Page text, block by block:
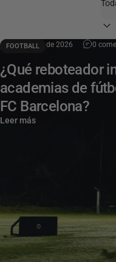
FOOTBALL
30 de abril de 2026 0
¿Qué reboteador
academias de
FC Barcelona?
Leer más